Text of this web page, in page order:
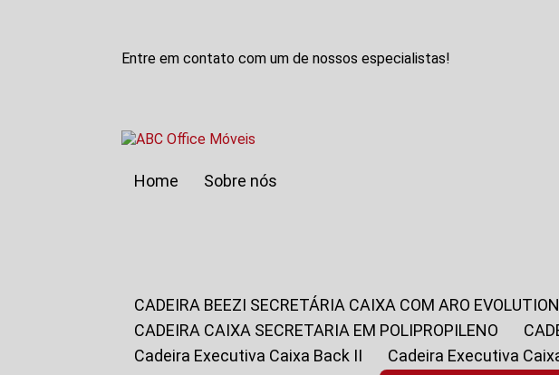
Entre em contato com um de nossos especialistas!
Home
Sobre nós
CADEIRA BEEZI SECRETÁRIA CAIXA COM ARO EVOLUTION
CADEIRA CAIXA SECRETARIA EM POLIPROPILENO
Cadeira Executiva Caixa Back II
Cadeira Executiva